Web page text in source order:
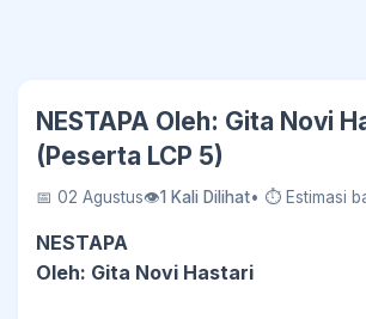
NESTAPA Oleh: Gita Novi
(Peserta LCP 5)
📅 02 Agustus👁1 Kali Dilihat• ⏱ Estimasi
NESTAPA
Oleh: Gita Novi Hastari